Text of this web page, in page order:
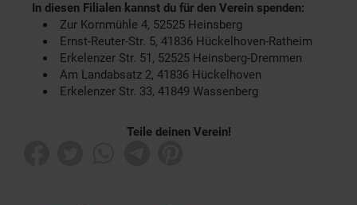
In diesen Filialen kannst du für den Verein spenden:
Zur Kornmühle 4, 52525 Heinsberg
Ernst-Reuter-Str. 5, 41836 Hückelhoven-Ratheim
Erkelenzer Str. 51, 52525 Heinsberg-Dremmen
Am Landabsatz 2, 41836 Hückelhoven
Erkelenzer Str. 33, 41849 Wassenberg
Teile deinen Verein!